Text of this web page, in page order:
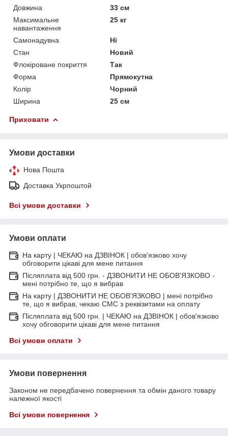
Довжина
33 см
Максимальне
навантаження
25 кг
Самонадувна
Ні
Стан
Новий
Флокіроване покриття
Так
Форма
Прямокутна
Колір
Чорний
Ширина
25 см
Приховати
Умови доставки
Нова Пошта
Доставка Укрпоштой
Всі умови доставки
Умови оплати
На карту | ЧЕКАЮ на ДЗВІНОК | обов'язково хочу
обговорити цікаві для мене питання
Післяплата від 500 грн. - ДЗВОНИТИ НЕ ОБОВ'ЯЗКОВО -
мені потрібно те, що я вибрав
На карту | ДЗВОНИТИ НЕ ОБОВ'ЯЗКОВО | мені потрібно
те, що я вибрав, чекаю СМС з реквізитами на оплату
Післяплата від 500 грн. | ЧЕКАЮ на ДЗВІНОК | обов'язково
хочу обговорити цікаві для мене питання
Всі умови оплати
Умови повернення
Законом не передбачено повернення та обмін даного товару
належної якості
Всі умови повернення